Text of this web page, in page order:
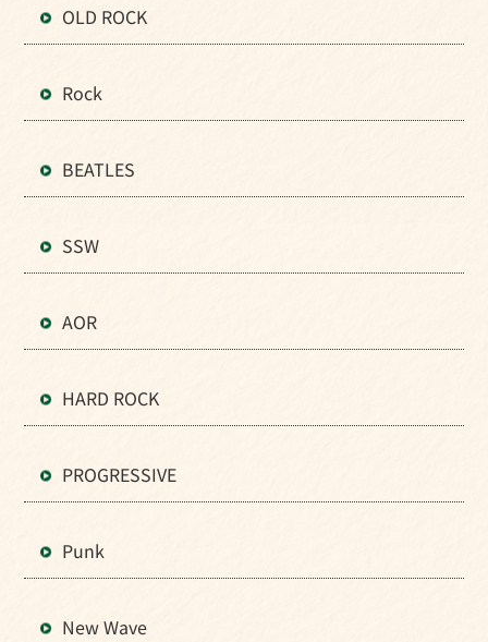
OLD ROCK
Rock
BEATLES
SSW
AOR
HARD ROCK
PROGRESSIVE
Punk
New Wave